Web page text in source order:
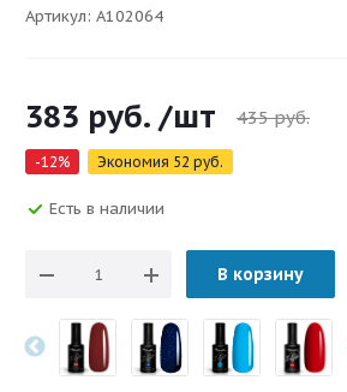
Артикул: A102064
383 руб. /шт 435руб.
-12% Экономия 52 руб.
Есть в наличии
В корзину